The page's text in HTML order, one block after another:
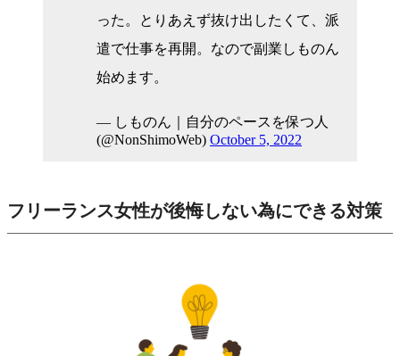
った。とりあえず抜け出したくて、派
遣で仕事を再開。なので副業しものん
始めます。
— しものん｜自分のペースを保つ人
(@NonShimoWeb) October 5, 2022
フリーランス女性が後悔しない為にできる対策